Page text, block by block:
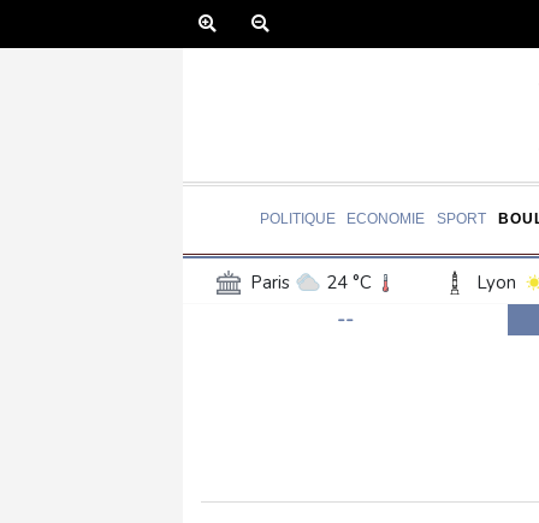
POLITIQUE ECONOMIE SPORT
Paris 24 °C Lyon
Luxembourg
--